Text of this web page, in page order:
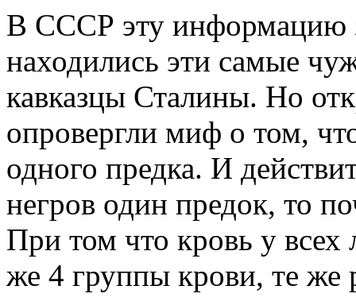
В СССР эту информацию
находились эти самые
кавказцы Сталины. Но
опровергли миф о том,
одного предка. И
негров один предок, то
При том что кровь у всех
же 4 группы крови, те же